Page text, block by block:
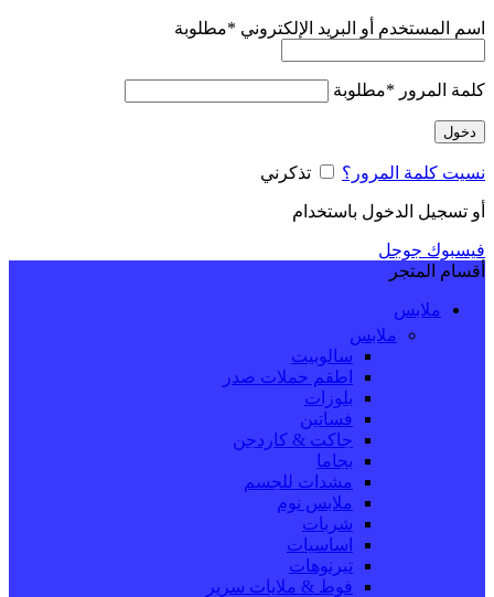
اسم المستخدم أو البريد الإلكتروني *مطلوبة
كلمة المرور *مطلوبة
دخول
نسيت كلمة المرور؟ تذكرني
أو تسجيل الدخول باستخدام
فيسبوك جوجل
أقسام المتجر
ملابس
ملابس
سالوبيت
اطقم حملات صدر
بلوزات
فساتين
جاكت & كاردجن
بجاما
مشدات للجسم
ملابس نوم
شربات
اساسيات
تيرنوهات
فوط & ملايات سرير